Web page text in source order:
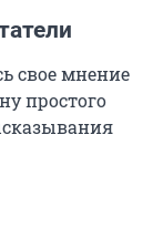
свое мнение
простого